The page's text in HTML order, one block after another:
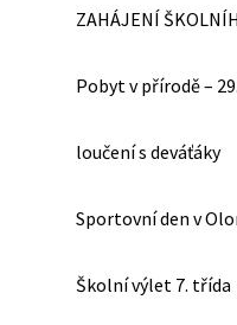
ZAHÁJENÍ
Pobyt v přírodě –
loučení s deváťáky
Sportovní den v
Školní výlet 7. třída